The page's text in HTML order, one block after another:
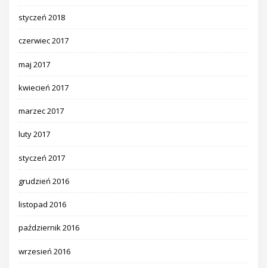
styczeń 2018
czerwiec 2017
maj 2017
kwiecień 2017
marzec 2017
luty 2017
styczeń 2017
grudzień 2016
listopad 2016
październik 2016
wrzesień 2016